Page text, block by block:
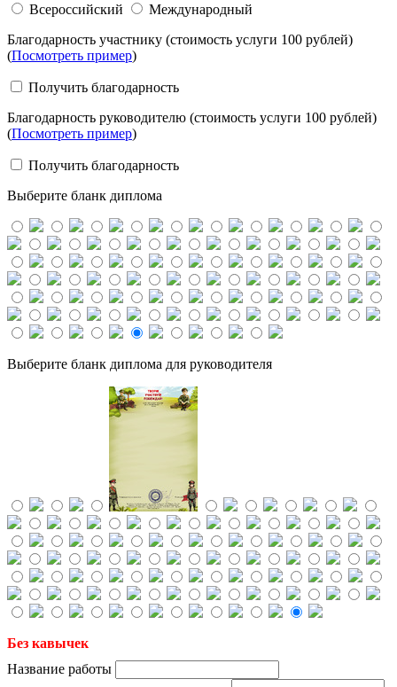
Всероссийский
Международный
Благодарность участнику (стоимость услуги 100 рублей)
(Посмотреть пример)
Получить благодарность
Благодарность руководителю (стоимость услуги 100 рублей)
(Посмотреть пример)
Получить благодарность
Выберите бланк диплома
Выберите бланк диплома для руководителя
Без кавычек
Название работы